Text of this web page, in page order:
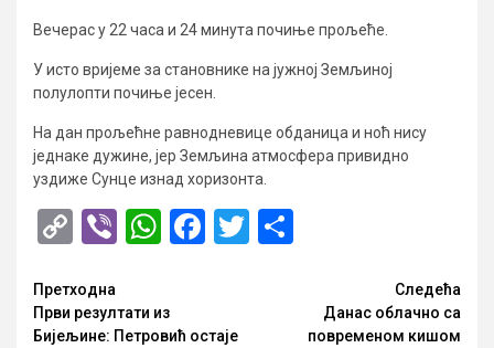
Вечерас у 22 часа и 24 минута почиње прољеће.
У исто вријеме за становнике на јужној Земљиној
полулопти почиње јесен.
На дан прољећне равнодневице обданица и ноћ нису
једнаке дужине, јер Земљина атмосфера привидно
уздиже Сунце изнад хоризонта.
CopyViberWhatsApp
Facebook
Twitter
Опширније
Претходна
Први резултати из
Бијељине: Петровић остаје
Следећа
Данас облачно са
повременом кишом